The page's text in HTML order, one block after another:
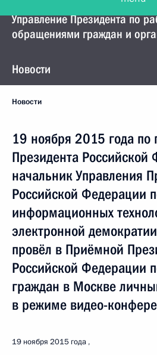
Управление Президента по
обращениями граждан и
Новости
Новости
19 ноября 2015 года по
Президента Российской
начальник Управления
Российской Федерации
информационных
электронной
провёл в Приёмной
Российской Федерации
граждан в Москве
в режиме видео-
19 ноября 2015 года